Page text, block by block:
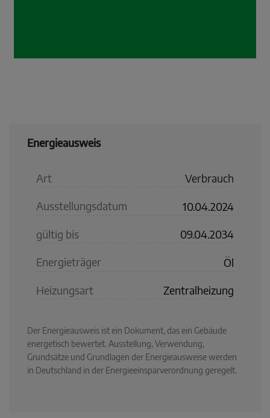
Energieausweis
Art Verbrauch
Ausstellungsdatum 10.04.2024
gültig bis 09.04.2034
Energieträger Öl
Heizungsart Zentralheizung
Der Energieausweis ist ein Dokument, das ein Gebäude
energetisch bewertet. Ausstellung, Verwendung,
Grundsätze und Grundlagen der Energieausweise werden
in Deutschland in der Energieeinsparverordnung geregelt.